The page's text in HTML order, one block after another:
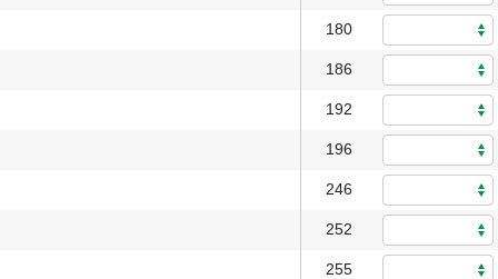
180
186
192
196
246
252
255